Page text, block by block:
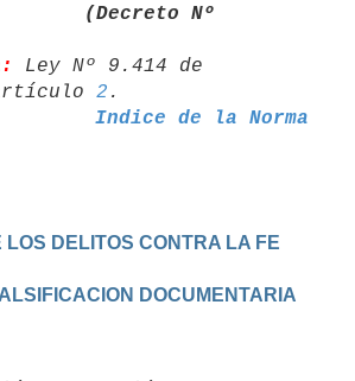
Ley Nº 9.414 de
2
Indice de la Norma
LOS DELITOS CONTRA LA FE
DOCUMENTARIA